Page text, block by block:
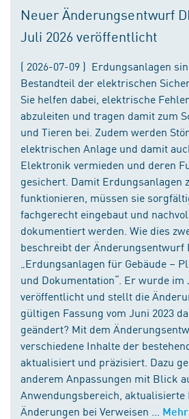
Neuer Änderungsentwurf
Juli 2026 veröffentlicht
( 2026-07-09 ) Erdungsanlagen
Bestandteil der elektrischen
Sie helfen dabei, elektrische
abzuleiten und tragen damit zum
und Tieren bei. Zudem werden
elektrischen Anlage und damit
Elektronik vermieden und deren
gesichert. Damit Erdungsanlagen
funktionieren, müssen sie
fachgerecht eingebaut und
dokumentiert werden. Wie dies
beschreibt der Änderungsentwurf
„Erdungsanlagen für Gebäude –
und Dokumentation“. Er wurde im
veröffentlicht und stellt die
gültigen Fassung vom Juni 2023
geändert? Mit dem
verschiedene Inhalte der
aktualisiert und präzisiert. Dazu
anderem Anpassungen mit Blick
Anwendungsbereich, aktualisierte
Änderungen bei Verweisen ...
Mehr